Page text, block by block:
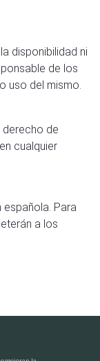
disponibilidad ni
de los
uso del mismo.
derecho de
cualquier
española. Para
a los